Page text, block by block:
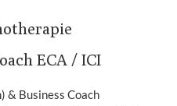
ECA / ICI
& Business Coach